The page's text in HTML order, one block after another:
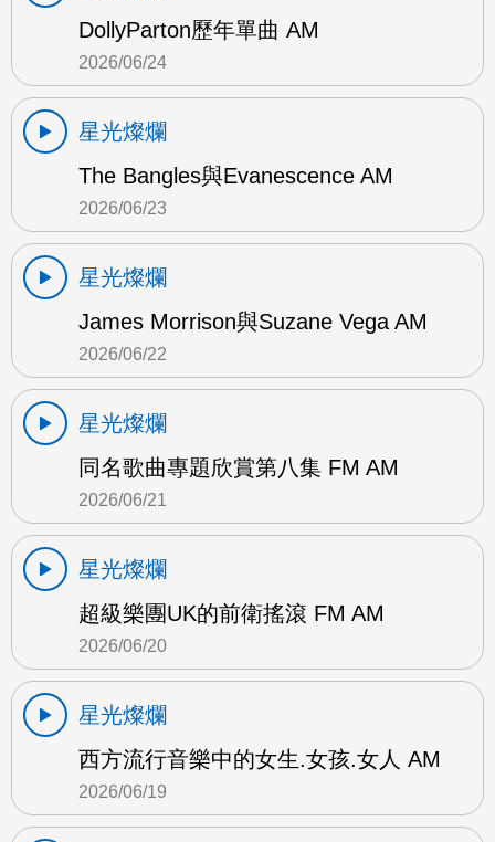
DollyParton歷年單曲 AM
2026/06/24
星光燦爛
The Bangles與Evanescence AM
2026/06/23
星光燦爛
James Morrison與Suzane Vega AM
2026/06/22
星光燦爛
同名歌曲專題欣賞第八集 FM AM
2026/06/21
星光燦爛
超級樂團UK的前衛搖滾 FM AM
2026/06/20
星光燦爛
西方流行音樂中的女生.女孩.女人 AM
2026/06/19